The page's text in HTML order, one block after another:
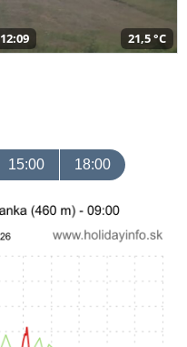
12:09 21,5 °C
15:00 18:00